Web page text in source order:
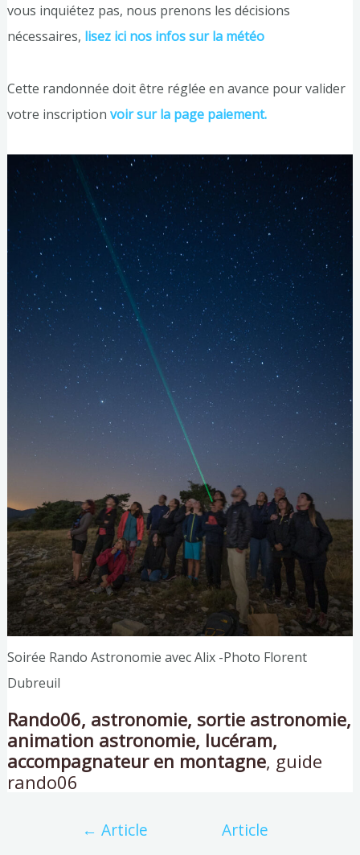
vous inquiétez pas, nous prenons les décisions
nécessaires, lisez ici nos infos sur la météo
Cette randonnée doit être réglée en avance pour valider
votre inscription voir sur la page paiement.
Soirée Rando Astronomie avec Alix -Photo Florent
Dubreuil
Rando06, astronomie, sortie astronomie,
animation astronomie, lucéram,
accompagnateur en montagne, guide
rando06
← Article
Article